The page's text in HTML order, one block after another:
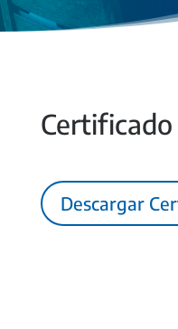
Certificado
Descargar